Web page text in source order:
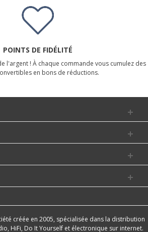
POINTS DE FIDÉLITÉ
l'argent ! À chaque commande vous cumulez des
en bons de réductions.
créée en 2005, spécialisée dans la distribution
HiFi, Do It Yourself et électronique sur internet.